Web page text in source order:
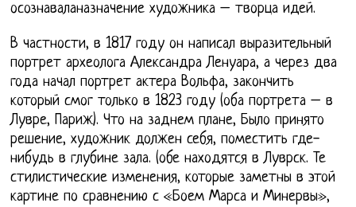
осознаваланазначение художника – творца идей.
В частности, в 1817 году он написал выразительный
портрет археолога Александра Ленуара, а через два
года начал портрет актера Вольфа, закончить
который смог только в 1823 году (оба портрета – в
Лувре, Париж). Что на заднем плане, Было принято
решение, художник должен себя, поместить где-
нибудь в глубине зала. (обе находятся в Луврск. Те
стилистические изменения, которые заметны в этой
картине по сравнению с «Боем Марса и Минервы»,